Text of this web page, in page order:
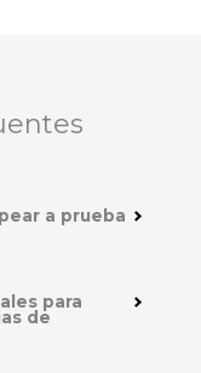
a prueba
para
de